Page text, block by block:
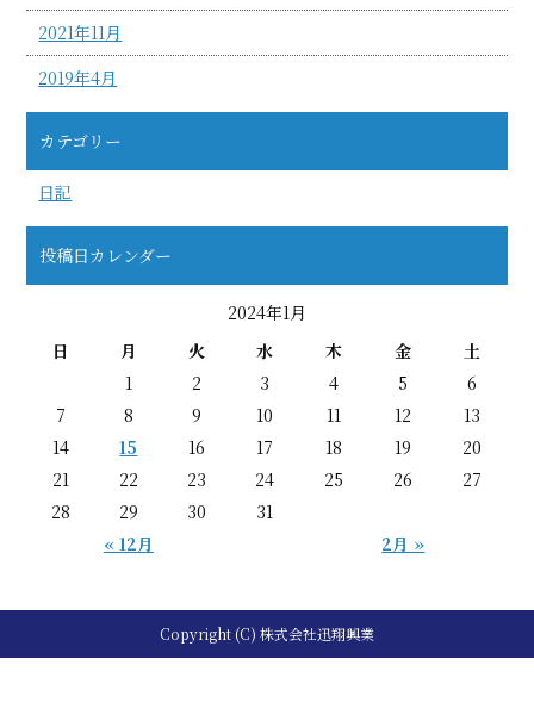
2021年11月
2019年4月
カテゴリー
日記
投稿日カレンダー
2024年1月
日
月 火 水 木 金 土
« 12月 2月 »
1 2 3 4 5
6
7
8 9 10 11 12
13
14
15 16 17 18 19
20
21
22 23 24 25 26
27
28
29 30 31
Copyright (C) 株式会社迅翔興業